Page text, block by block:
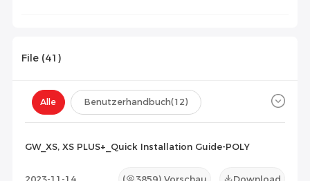
File (41 )
Alle Benutzerhandbuch(12)
GW_XS, XS PLUS+_Quick Installation Guide-POLY